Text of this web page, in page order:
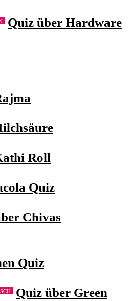
Quiz über Hardware
Roll
Quiz
Chivas
Quiz
Quiz über Green